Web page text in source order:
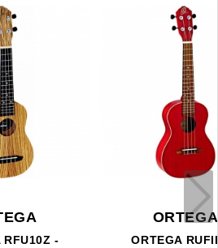
ORTEGA
ORTEGA RUFIRE -